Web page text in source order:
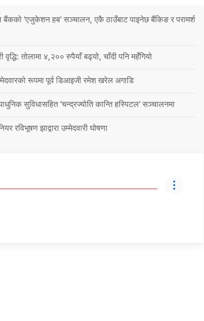
बैंकको ‘एजुकेशन हब’ सञ्चालन, एकै ठाउँबाट पाइनेछ बैंकिङ र परामर्श
वृद्धि: तोलामा ४,२०० रुपैयाँ बढ्यो, चाँदी पनि महँगियो
रूपमा पूर्व डिआइजी रमेश खरेल अगाडि
सुविधासहित ‘चन्द्रज्योति कान्ति हस्पिटल’ सञ्चालनमा
रविभूषण झाद्वारा उम्मेदवारी घोषणा